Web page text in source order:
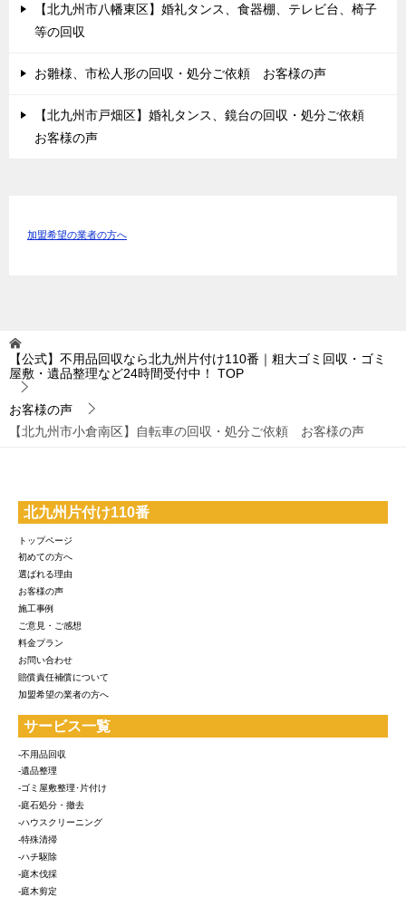
【北九州市八幡東区】婚礼タンス、食器棚、テレビ台、椅子
等の回収
お雛様、市松人形の回収・処分ご依頼 お客様の声
【北九州市戸畑区】婚礼タンス、鏡台の回収・処分ご依頼
お客様の声
加盟希望の業者の方へ
【公式】不用品回収なら北九州片付け110番｜粗大ゴミ回収・ゴミ
屋敷・遺品整理など24時間受付中！
TOP
お客様の声
【北九州市小倉南区】自転車の回収・処分ご依頼 お客様の声
北九州片付け110番
トップページ
初めての方へ
選ばれる理由
お客様の声
施工事例
ご意見・ご感想
料金プラン
お問い合わせ
賠償責任補償について
加盟希望の業者の方へ
サービス一覧
-不用品回収
-遺品整理
-ゴミ屋敷整理･片付け
-庭石処分・撤去
-ハウスクリーニング
-特殊清掃
-ハチ駆除
-庭木伐採
-庭木剪定